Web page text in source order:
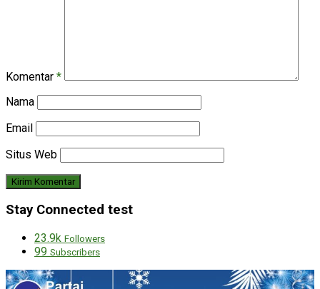
Komentar *
Nama
Email
Situs Web
Stay Connected test
23.9k Followers
99 Subscribers